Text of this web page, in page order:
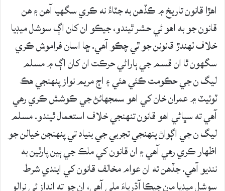
اهڙا قانون تاريخ ۾ ڪڏهن به جٽاءُ نه ڪري سگهيا آهن ۽ هن
قانون جو به اهو ئي حشر ٿيندو، جيڪو ان کان اڳ سوشل ميڊيا
خلاف ٺهندڙ قانونن جو ٿي چڪو آهي. ڇا اسان فراموش ڪري
سگهون ٿا ان قسم جي ٻاراڻي حرڪت ان کان اڳ ۾ مسلم
ليگ ن جي حڪومت ڪئي هئي ۽ اڄ مريم نواز پنهنجي هڪ
ٽوئيٽ ۾ عمران خان کي اهو سمجهائڻ جي ڪوشش ڪري رهي
آهي ته سڀاڻي اهو قانون تنهنجي خلاف استعمال ٿيندو. مسلم
ليگ ن جي اڳواڻ پنهنجي تجربي جي بنياد تي پنهنجن خيالن جو
اظهار ڪري رهي آهي ۽ ان قانون کي ملڪ جي ٻين پارٽين به
ننديو آهي. جڏهن ته ان عوام مخالف قانون کي ايندي شرط
سوشل ميڊيا مان جيڪا آڌرڀاءَ ملي آهي، ان جو ته انداز ئي نرالو